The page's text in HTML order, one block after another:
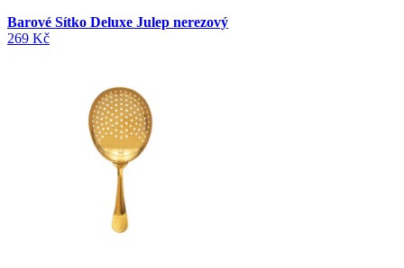
Barové Sítko Deluxe Julep nerezový
269 Kč